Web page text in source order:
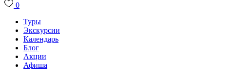
0
Туры
Экскурсии
Календарь
Блог
Акции
Афиша